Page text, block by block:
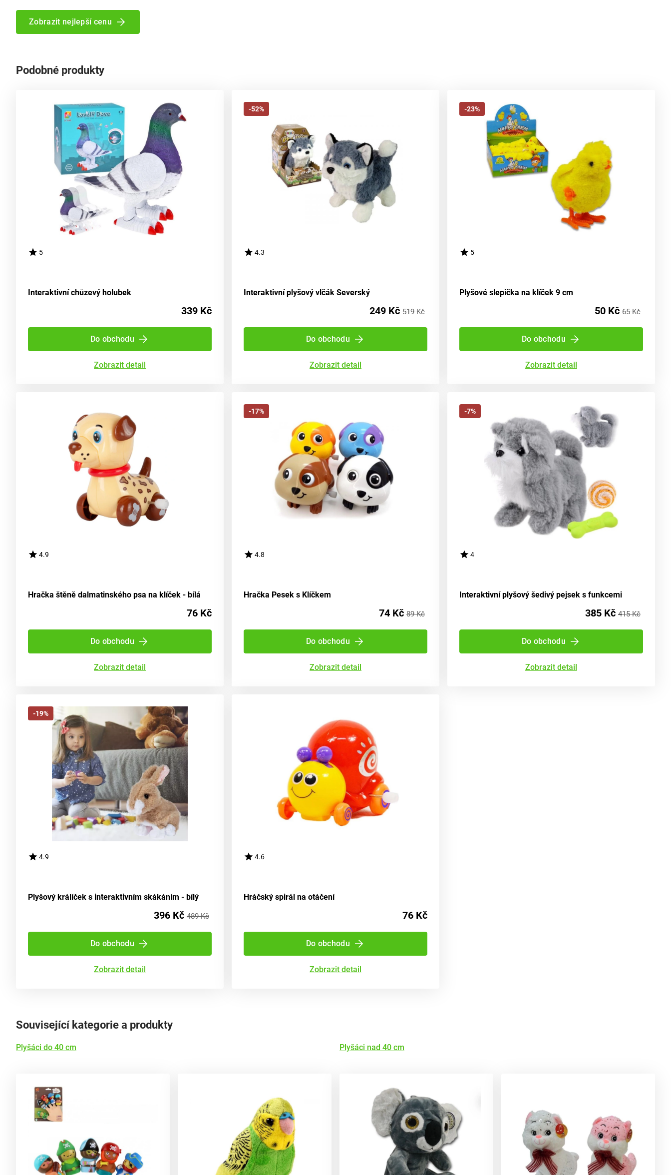
Zobrazit nejlepší cenu
Podobné produkty
5
Interaktivní chůzevý holubek
339 Kč
Do obchodu
Zobrazit detail
-52%
4.3
Interaktivní plyšový vlčák Severský
249 Kč 519 Kč
Do obchodu
Zobrazit detail
-23%
5
Plyšové slepička na klíček 9 cm
50 Kč 65 Kč
Do obchodu
Zobrazit detail
4.9
Hračka štěně dalmatinského psa na klíček - bílá
76 Kč
Do obchodu
Zobrazit detail
-17%
4.8
Hračka Pesek s Klíčkem
74 Kč 89 Kč
Do obchodu
Zobrazit detail
-7%
4
Interaktivní plyšový šedivý pejsek s funkcemi
385 Kč 415 Kč
Do obchodu
Zobrazit detail
-19%
4.9
Plyšový králíček s interaktivním skákáním - bílý
396 Kč 489 Kč
Do obchodu
Zobrazit detail
4.6
Hráčský spirál na otáčení
76 Kč
Do obchodu
Zobrazit detail
Související kategorie a produkty
Plyšáci do 40 cm Plyšáci nad 40 cm